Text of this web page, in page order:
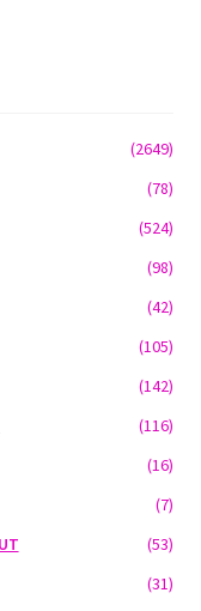
(2649)
(78)
(524)
(98)
(42)
(105)
(142)
(116)
(16)
(7)
(53)
(31)